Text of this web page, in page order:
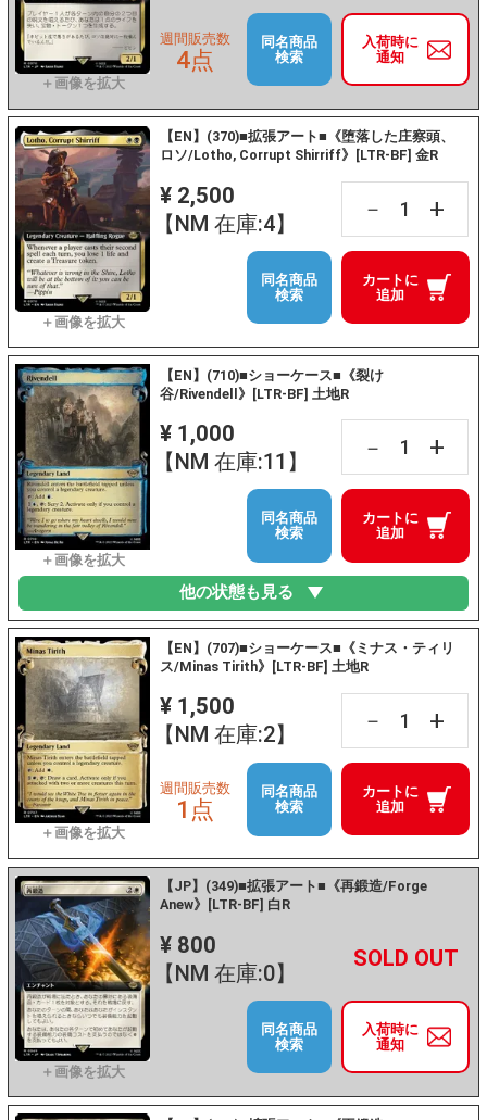
入荷時に
通知
週間販売数
4点
同名商品
検索
【EN】(370)■拡張アート■《堕落した庄察頭、
ロソ/Lotho, Corrupt Shirriff》[LTR-BF] 金R
¥ 2,500
【NM 在庫:4】
－ +
カートに
追加
同名商品
検索
【EN】(710)■ショーケース■《裂け
谷/Rivendell》[LTR-BF] 土地R
¥ 1,000
【NM 在庫:11】
－ +
カートに
追加
同名商品
検索
他の状態も見る
【EN】(707)■ショーケース■《ミナス・ティリ
ス/Minas Tirith》[LTR-BF] 土地R
¥ 1,500
【NM 在庫:2】
－ +
カートに
追加
週間販売数
1点
同名商品
検索
【JP】(349)■拡張アート■《再鍛造/Forge
Anew》[LTR-BF] 白R
¥ 800
【NM 在庫:0】
－ +
入荷時に
通知
同名商品
検索